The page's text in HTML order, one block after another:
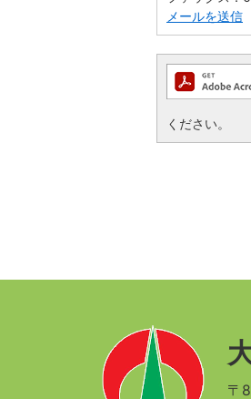
メールを送信
ください。
〒